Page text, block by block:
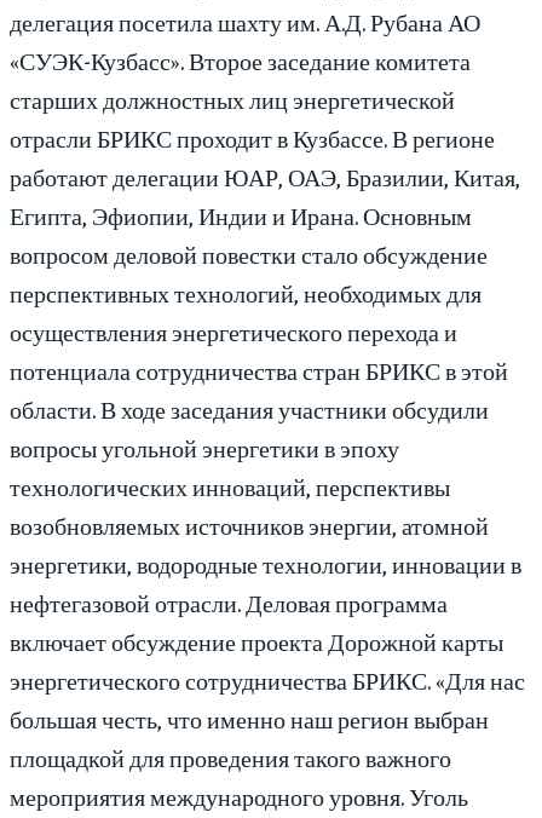
делегация посетила шахту им. А.Д. Рубана АО
«СУЭК-Кузбасс». Второе заседание комитета
старших должностных лиц энергетической
отрасли БРИКС проходит в Кузбассе. В регионе
работают делегации ЮАР, ОАЭ, Бразилии, Китая,
Египта, Эфиопии, Индии и Ирана. Основным
вопросом деловой повестки стало обсуждение
перспективных технологий, необходимых для
осуществления энергетического перехода и
потенциала сотрудничества стран БРИКС в этой
области. В ходе заседания участники обсудили
вопросы угольной энергетики в эпоху
технологических инноваций, перспективы
возобновляемых источников энергии, атомной
энергетики, водородные технологии, инновации в
нефтегазовой отрасли. Деловая программа
включает обсуждение проекта Дорожной карты
энергетического сотрудничества БРИКС. «Для нас
большая честь, что именно наш регион выбран
площадкой для проведения такого важного
мероприятия международного уровня. Уголь